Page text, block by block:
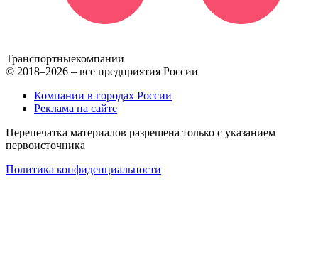
Транспортныекомпании
© 2018–2026 – все предприятия России
Компании в городах России
Реклама на сайте
Перепечатка материалов разрешена только с указанием
первоисточника
Политика конфиденциальности